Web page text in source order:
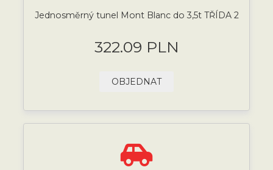
Jednosměrný tunel Mont Blanc do 3,5t TŘÍDA 2
322.09 PLN
OBJEDNAT